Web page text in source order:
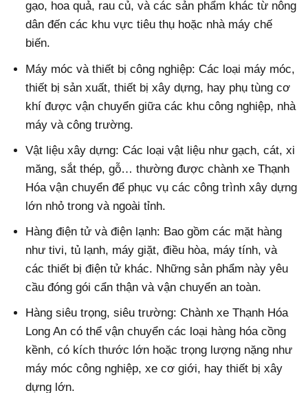
gạo, hoa quả, rau củ, và các sản phẩm khác từ nông
dân đến các khu vực tiêu thụ hoặc nhà máy chế
biến.
Máy móc và thiết bị công nghiệp: Các loại máy móc,
thiết bị sản xuất, thiết bị xây dựng, hay phụ tùng cơ
khí được vận chuyển giữa các khu công nghiệp, nhà
máy và công trường.
Vật liệu xây dựng: Các loại vật liệu như gạch, cát, xi
măng, sắt thép, gỗ… thường được chành xe Thạnh
Hóa vận chuyển để phục vụ các công trình xây dựng
lớn nhỏ trong và ngoài tỉnh.
Hàng điện tử và điện lạnh: Bao gồm các mặt hàng
như tivi, tủ lạnh, máy giặt, điều hòa, máy tính, và
các thiết bị điện tử khác. Những sản phẩm này yêu
cầu đóng gói cẩn thận và vận chuyển an toàn.
Hàng siêu trọng, siêu trường: Chành xe Thạnh Hóa
Long An có thể vận chuyển các loại hàng hóa cồng
kềnh, có kích thước lớn hoặc trọng lượng nặng như
máy móc công nghiệp, xe cơ giới, hay thiết bị xây
dựng lớn.